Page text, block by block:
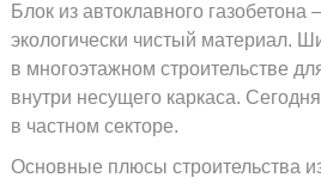
Блок из автоклавного
экологически чистый материал.
в многоэтажном строительстве
внутри несущего каркаса.
в частном секторе.
Основные плюсы строительства